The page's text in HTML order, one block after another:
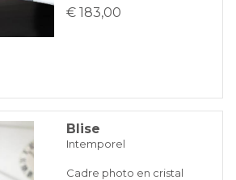
€ 183,00
Blise
Intemporel
Cadre photo en cristal